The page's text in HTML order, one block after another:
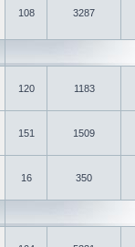
108 3287
120 1183
151 1509
16 350